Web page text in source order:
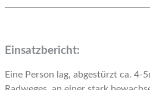
Einsatzbericht:
Eine Person lag, abgestürzt ca. 4-